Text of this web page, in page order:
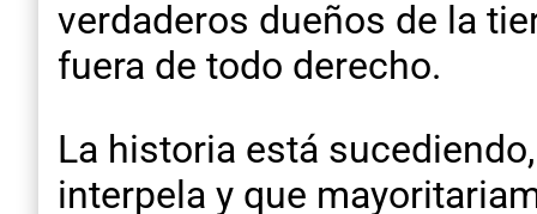
verdaderos dueños de la
fuera de todo derecho.
La historia está
interpela y que